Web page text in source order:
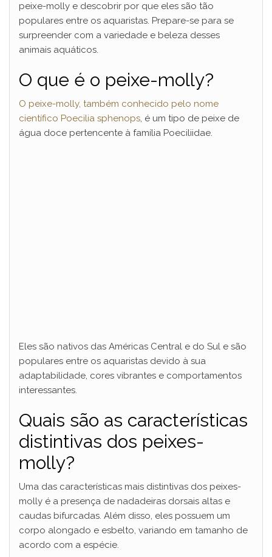
peixe-molly e descobrir por que eles são tão
populares entre os aquaristas. Prepare-se para se
surpreender com a variedade e beleza desses
animais aquáticos.
O que é o peixe-molly?
O peixe-molly, também conhecido pelo nome
científico Poecilia sphenops, é um tipo de peixe de
água doce pertencente à família Poeciliidae.
Eles são nativos das Américas Central e do Sul e são
populares entre os aquaristas devido à sua
adaptabilidade, cores vibrantes e comportamentos
interessantes.
Quais são as características
distintivas dos peixes-
molly?
Uma das características mais distintivas dos peixes-
molly é a presença de nadadeiras dorsais altas e
caudas bifurcadas. Além disso, eles possuem um
corpo alongado e esbelto, variando em tamanho de
acordo com a espécie.